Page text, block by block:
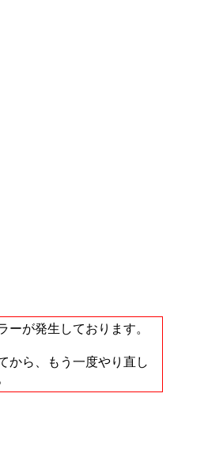
ーが発生しております。
から、もう一度やり直し